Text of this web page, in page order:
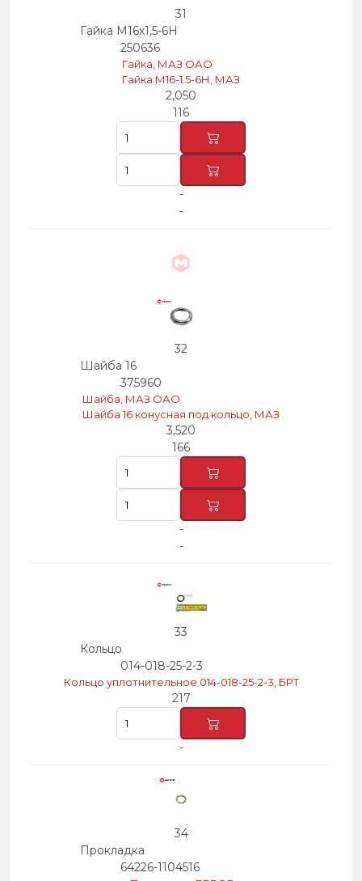
31
Гайка М16х1,5-6Н
250636
Гайка, МАЗ ОАО
Гайка М16-1.5-6Н, МАЗ
2,050
116
-
-
32
Шайба 16
375960
Шайба, МАЗ ОАО
Шайба 16 конусная под кольцо, МАЗ
3,520
166
-
-
33
Кольцо
014-018-25-2-3
Кольцо уплотнительное 014-018-25-2-3, БРТ
217
-
34
Прокладка
64226-1104516